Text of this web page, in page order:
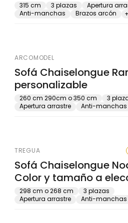
315 cm 3 plazas
Apertura
Anti-manchas
Brazos arcón +
ARCOMODEL
Sofá Chaiselongue
personalizable
260 cm 290cm o 350 cm
3
Apertura arrastre
Anti-manchas
TREGUA
Sofá Chaiselongue
Color y tamaño a
298 cm o 268 cm
3 plazas
Apertura arrastre
Anti-manchas